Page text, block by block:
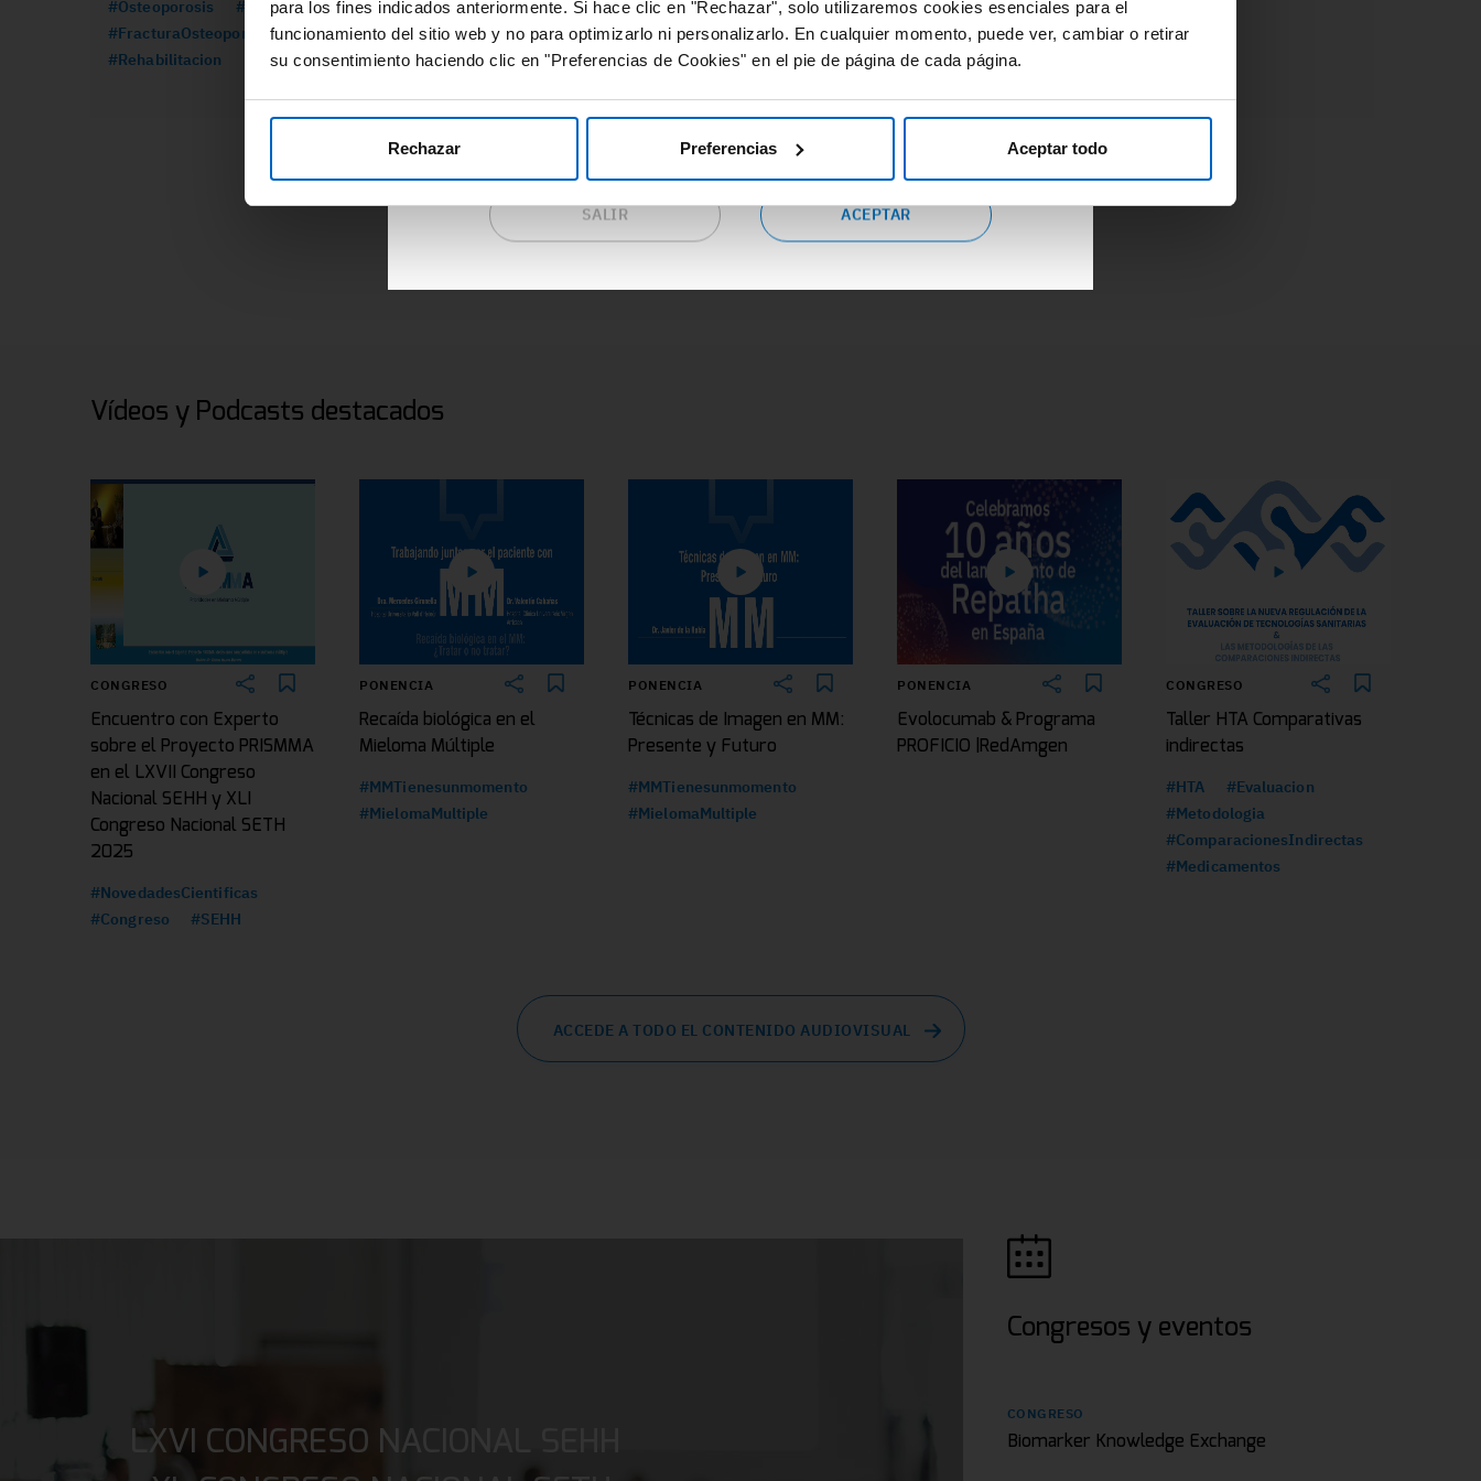
para los fines indicados anteriormente. Si hace clic en "Rechazar", solo utilizaremos cookies esenciales para el
funcionamiento del sitio web y no para optimizarlo ni personalizarlo. En cualquier momento, puede ver, cambiar o retirar
su consentimiento haciendo clic en "Preferencias de Cookies" en el pie de página de cada página.
Rechazar Preferencias Aceptar todo
recursos de valor y gran utilidad relacionados con las distintas
áreas terapéuticas.
deseas continuar en este sitio web o pulsa “salir” para ser
redirigido al sitio web corporativo de Amgen.
SALIR ACEPTAR
#Osteoporosis #Formacion
#CancerMama
#FracturaOsteoporotica
#Prolia
#Rehabilitacion
#Adherencia
#OpinionExperto
#Osteoporosis
#Adherencia
#OpinionExperto
#Osteoporosis
ACCEDE A TODA LA FORMACIÓN
Vídeos y Podcasts destacados
CONGRESO
Encuentro con Experto
sobre el Proyecto PRISMMA
en el LXVII Congreso
Nacional SEHH y XLI
Congreso Nacional SETH
2025
#NovedadesCientificas
#Congreso
#SEHH
PONENCIA
Recaída biológica en el
Mieloma Múltiple
#MMTienesunmomento
#MielomaMultiple
PONENCIA
Técnicas de Imagen en MM:
Presente y Futuro
#MMTienesunmomento
#MielomaMultiple
PONENCIA
Evolocumab & Programa
PROFICIO |RedAmgen
CONGRESO
Taller HTA Comparativas
indirectas
#HTA
#Evaluacion
#Metodologia
#ComparacionesIndirectas
#Medicamentos
ACCEDE A TODO EL CONTENIDO AUDIOVISUAL
LXVI CONGRESO NACIONAL SEHH
Congresos y eventos
CONGRESO
Biomarker Knowledge Exchange